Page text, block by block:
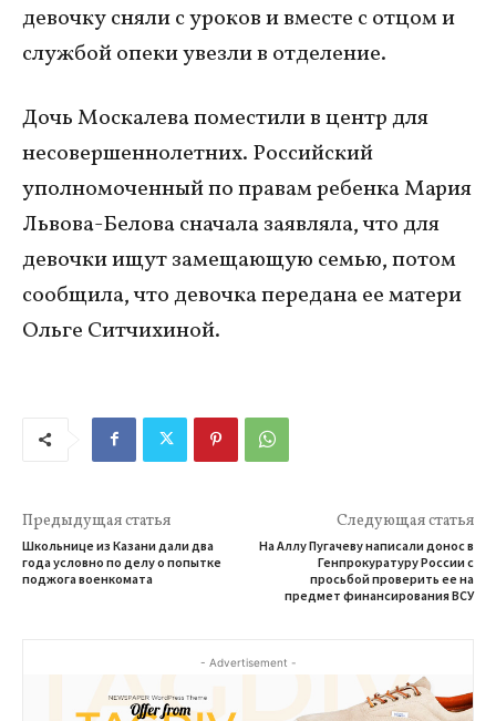
девочку сняли с уроков и вместе с отцом и
службой опеки увезли в отделение.
Дочь Москалева поместили в центр для
несовершеннолетних. Российский
уполномоченный по правам ребенка Мария
Львова-Белова сначала заявляла, что для
девочки ищут замещающую семью, потом
сообщила, что девочка передана ее матери
Ольге Ситчихиной.
Предыдущая статья
Школьнице из Казани дали два
года условно по делу о попытке
поджога военкомата
Следующая статья
На Аллу Пугачеву написали донос в
Генпрокуратуру России с
просьбой проверить ее на
предмет финансирования ВСУ
- Advertisement -